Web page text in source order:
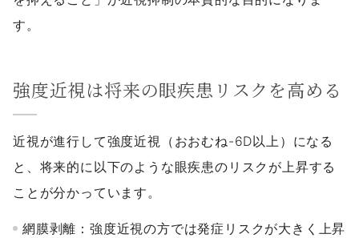
す。
強度近視は将来の眼疾患リスクを高める
近視が進行して強度近視（おおむね-6D以上）になる
と、将来的に以下のような眼疾患のリスクが上昇する
ことが分かっています。
網膜剥離：強度近視の方では発症リスクが大きく上昇